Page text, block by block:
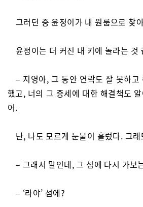
그러던 중 윤정이가 내 원룸으로 찾
윤정이는 더 커진 내 키에 놀라는 것
– 지영아, 그 동안 연락도 잘 못하고
했고, 너의 그 증세에 대한 해결책도
어.
난, 나도 모르게 눈물이 흘렀다. 그
– 그래서 말인데, 그 섬에 다시 가보
– ‘라야’ 섬에?